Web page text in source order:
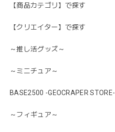
【商品カテゴリ】で探す
【クリエイター】で探す
～推し活グッズ～
～ミニチュア～
BASE2500 -GEOCRAPER STORE-
～フィギュア～